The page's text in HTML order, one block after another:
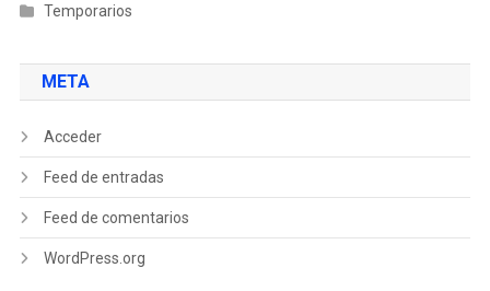
Temporarios
META
Acceder
Feed de entradas
Feed de comentarios
WordPress.org